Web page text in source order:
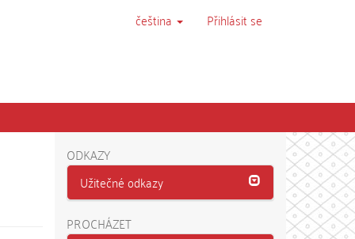
čeština Přihlásit se
ODKAZY
Užitečné odkazy
PROCHÁZET